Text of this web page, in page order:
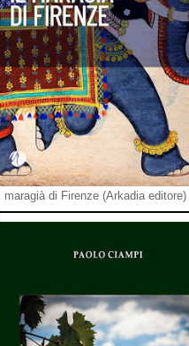
Il maragià di Firenze (Arkadia editore)